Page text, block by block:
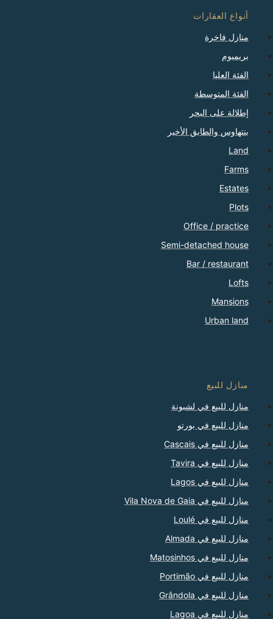
أنواع العقارات
منازل فاخرة
بريميوم
الفئة العليا
الفئة المتوسطة
إطلالة على البحر
بنتهاوس والطابق الأخير
Land
Farms
Estates
Plots
Office / practice
Semi-detached house
Bar / restaurant
Lofts
Mansions
Urban land
منازل للبيع
منازل للبيع في لشبونة
منازل للبيع في بورتو
منازل للبيع في Cascais
منازل للبيع في Tavira
منازل للبيع في Lagos
منازل للبيع في Vila Nova de Gaia
منازل للبيع في Loulé
منازل للبيع في Almada
منازل للبيع في Matosinhos
منازل للبيع في Portimão
منازل للبيع في Grândola
منازل للبيع في Lagoa